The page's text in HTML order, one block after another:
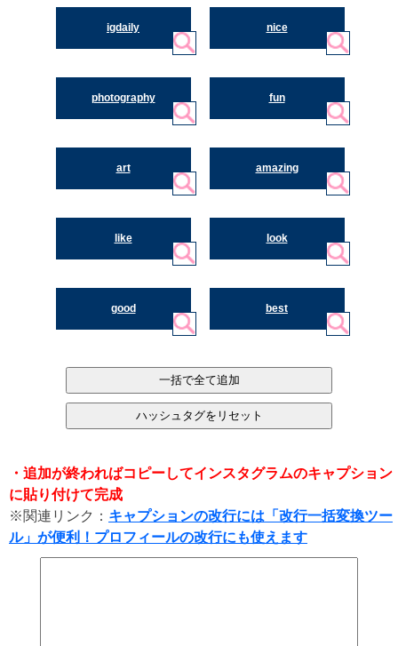
igdaily nice
photography fun
art amazing
like look
good best
・追加が終わればコピーしてインスタグラムのキャプション
に貼り付けて完成
※関連リンク： キャプションの改行には「改行一括変換ツー
ル」が便利！プロフィールの改行にも使えます